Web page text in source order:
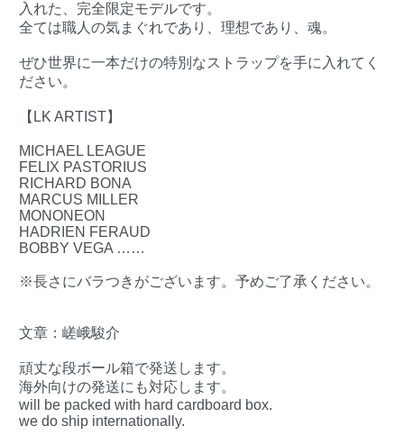
入れた、完全限定モデルです。
全ては職人の気まぐれであり、理想であり、魂。
ぜひ世界に一本だけの特別なストラップを手に入れてく
ださい。
【LK ARTIST】
MICHAEL LEAGUE
FELIX PASTORIUS
RICHARD BONA
MARCUS MILLER
MONONEON
HADRIEN FERAUD
BOBBY VEGA ……
※長さにバラつきがございます。予めご了承ください。
文章：嵯峨駿介
頑丈な段ボール箱で発送します。
海外向けの発送にも対応します。
will be packed with hard cardboard box.
we do ship internationally.